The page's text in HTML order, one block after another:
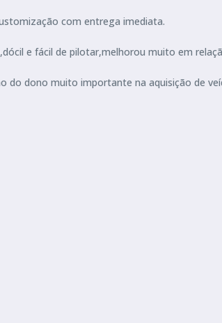
com entrega imediata.
e fácil de pilotar,melhorou muito em
do dono muito importante na aquisição de